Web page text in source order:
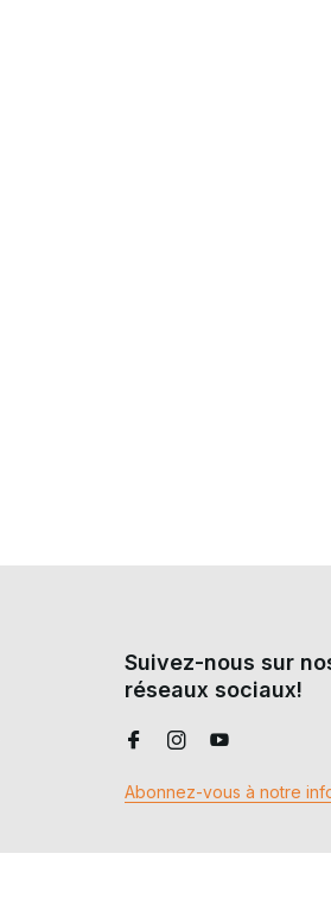
Suivez-nous sur
réseaux sociaux!
Abonnez-vous à notre